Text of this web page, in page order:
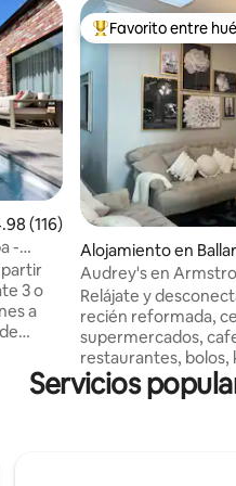
promedio: 4.98 de 5,
(116)
-
partir
3 o
a
los
Favorito entre
Favorito entre
Alojamiento en
h
Audrey's en
Relájate y
recién reformada,
supermercados,
restaurantes, bolos,
manzanas
mejores opciones
Servicios